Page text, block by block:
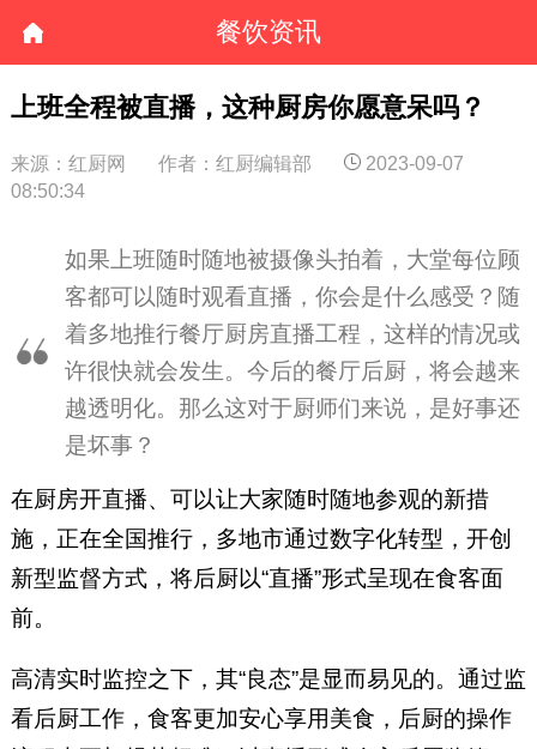
餐饮资讯
上班全程被直播，这种厨房你愿意呆吗？
来源：红厨网 作者：红厨编辑部
2023-09-07
08:50:34
如果上班随时随地被摄像头拍着，大堂每位顾
客都可以随时观看直播，你会是什么感受？随
着多地推行餐厅厨房直播工程，这样的情况或
许很快就会发生。今后的餐厅后厨，将会越来
越透明化。那么这对于厨师们来说，是好事还
是坏事？
在厨房开直播、可以让大家随时随地参观的新措
施，正在全国推行，多地市通过数字化转型，开创
新型监督方式，将后厨以“直播”形式呈现在食客面
前。
高清实时监控之下，其“良态”是显而易见的。通过监
看后厨工作，食客更加安心享用美食，后厨的操作